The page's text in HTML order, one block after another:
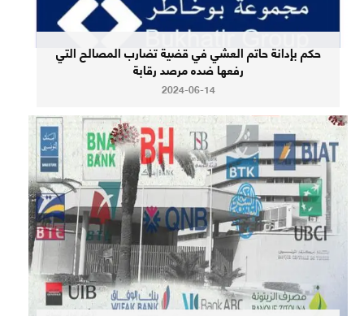
حكم بإدانة حاتم العشي في قضية تضارب المصالح التي
رفعها ضده مرصد رقابة
2024-06-14